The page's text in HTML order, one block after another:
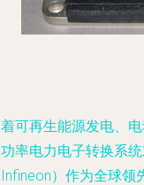
可再生能源发电、
率电力电子转换系
）作为全球领